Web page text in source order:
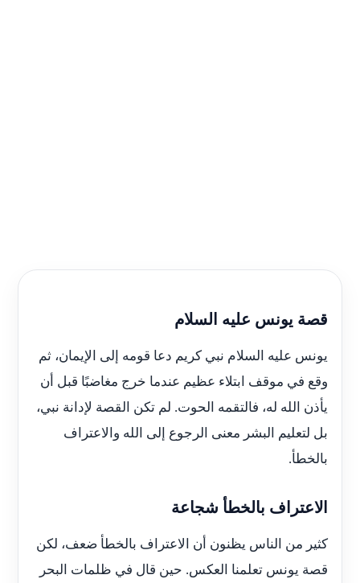
قصة يونس عليه السلام
يونس عليه السلام نبي كريم دعا قومه إلى الإيمان، ثم
وقع في موقف ابتلاء عظيم عندما خرج مغاضبًا قبل أن
يأذن الله له، فالتقمه الحوت. لم تكن القصة لإدانة نبي،
بل لتعليم البشر معنى الرجوع إلى الله والاعتراف
بالخطأ.
الاعتراف بالخطأ شجاعة
كثير من الناس يظنون أن الاعتراف بالخطأ ضعف، لكن
قصة يونس تعلمنا العكس. حين قال في ظلمات البحر